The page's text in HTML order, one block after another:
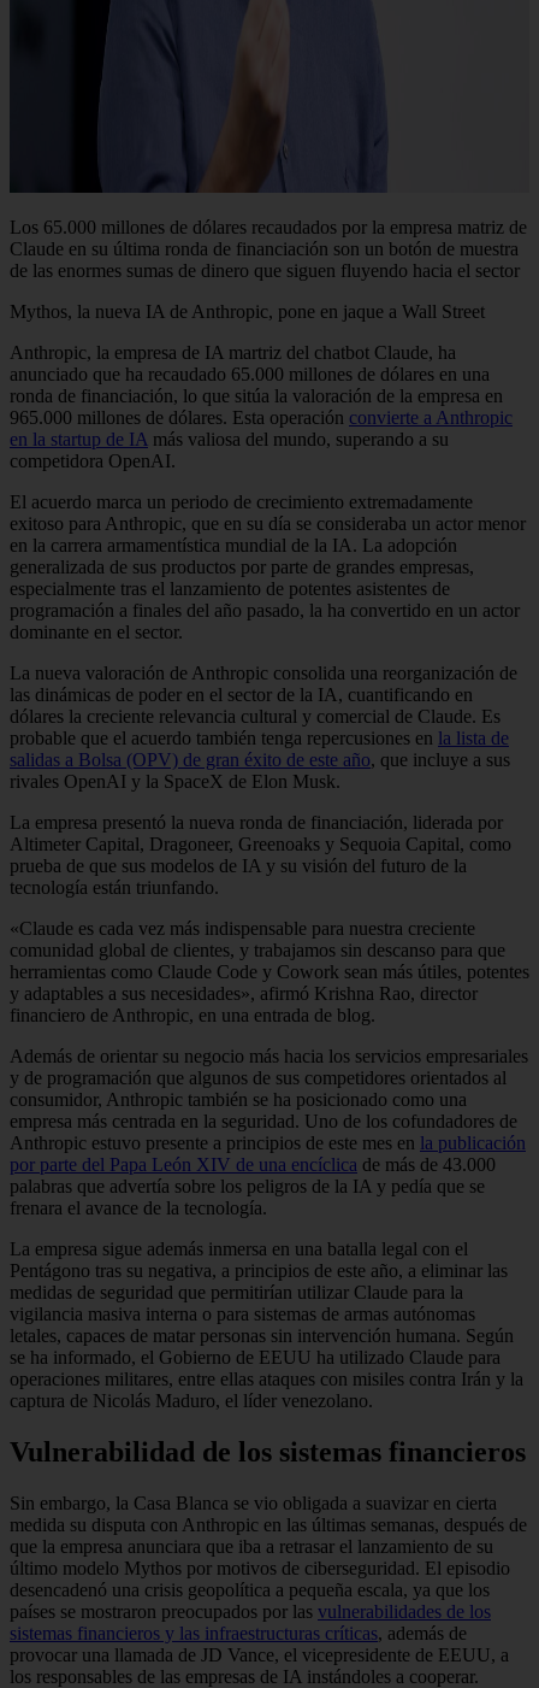
Los 65.000 millones de dólares recaudados por la empresa matriz de
Claude en su última ronda de financiación son un botón de muestra
de las enormes sumas de dinero que siguen fluyendo hacia el sector
Mythos, la nueva IA de Anthropic, pone en jaque a Wall Street
Anthropic, la empresa de IA martriz del chatbot Claude, ha
anunciado que ha recaudado 65.000 millones de dólares en una
ronda de financiación, lo que sitúa la valoración de la empresa en
965.000 millones de dólares. Esta operación convierte a Anthropic
en la startup de IA más valiosa del mundo, superando a su
competidora OpenAI.
El acuerdo marca un periodo de crecimiento extremadamente
exitoso para Anthropic, que en su día se consideraba un actor menor
en la carrera armamentística mundial de la IA. La adopción
generalizada de sus productos por parte de grandes empresas,
especialmente tras el lanzamiento de potentes asistentes de
programación a finales del año pasado, la ha convertido en un actor
dominante en el sector.
La nueva valoración de Anthropic consolida una reorganización de
las dinámicas de poder en el sector de la IA, cuantificando en
dólares la creciente relevancia cultural y comercial de Claude. Es
probable que el acuerdo también tenga repercusiones en la lista de
salidas a Bolsa (OPV) de gran éxito de este año, que incluye a sus
rivales OpenAI y la SpaceX de Elon Musk.
La empresa presentó la nueva ronda de financiación, liderada por
Altimeter Capital, Dragoneer, Greenoaks y Sequoia Capital, como
prueba de que sus modelos de IA y su visión del futuro de la
tecnología están triunfando.
«Claude es cada vez más indispensable para nuestra creciente
comunidad global de clientes, y trabajamos sin descanso para que
herramientas como Claude Code y Cowork sean más útiles, potentes
y adaptables a sus necesidades», afirmó Krishna Rao, director
financiero de Anthropic, en una entrada de blog.
Además de orientar su negocio más hacia los servicios empresariales
y de programación que algunos de sus competidores orientados al
consumidor, Anthropic también se ha posicionado como una
empresa más centrada en la seguridad. Uno de los cofundadores de
Anthropic estuvo presente a principios de este mes en la publicación
por parte del Papa León XIV de una encíclica de más de 43.000
palabras que advertía sobre los peligros de la IA y pedía que se
frenara el avance de la tecnología.
La empresa sigue además inmersa en una batalla legal con el
Pentágono tras su negativa, a principios de este año, a eliminar las
medidas de seguridad que permitirían utilizar Claude para la
vigilancia masiva interna o para sistemas de armas autónomas
letales, capaces de matar personas sin intervención humana. Según
se ha informado, el Gobierno de EEUU ha utilizado Claude para
operaciones militares, entre ellas ataques con misiles contra Irán y la
captura de Nicolás Maduro, el líder venezolano.
Vulnerabilidad de los sistemas financieros
Sin embargo, la Casa Blanca se vio obligada a suavizar en cierta
medida su disputa con Anthropic en las últimas semanas, después de
que la empresa anunciara que iba a retrasar el lanzamiento de su
último modelo Mythos por motivos de ciberseguridad. El episodio
desencadenó una crisis geopolítica a pequeña escala, ya que los
países se mostraron preocupados por las vulnerabilidades de los
sistemas financieros y las infraestructuras críticas, además de
provocar una llamada de JD Vance, el vicepresidente de EEUU, a
los responsables de las empresas de IA instándoles a cooperar.